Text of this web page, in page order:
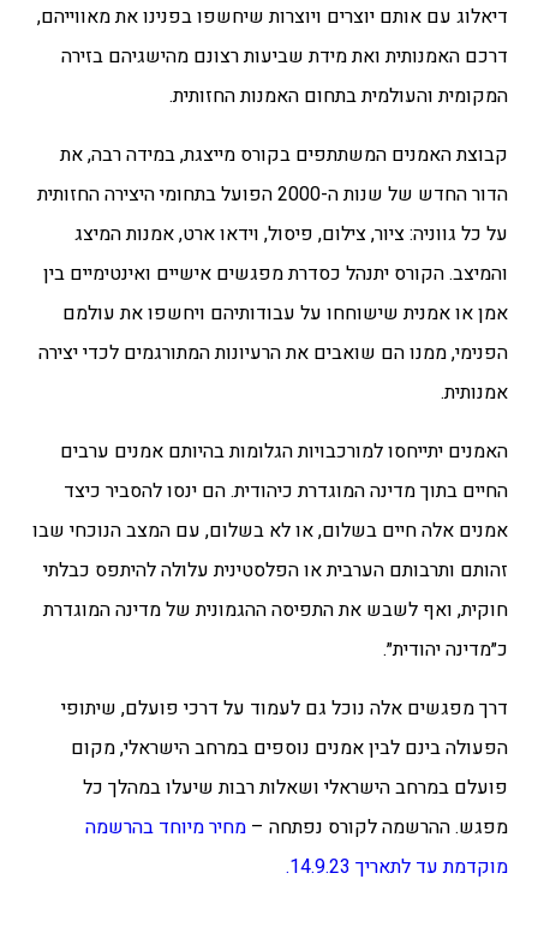
דיאלוג עם אותם יוצרים ויוצרות שיחשפו בפנינו את מאווייהם,
דרכם האמנותית ואת מידת שביעות רצונם מהישגיהם בזירה
המקומית והעולמית בתחום האמנות החזותית.
קבוצת האמנים המשתתפים בקורס מייצגת, במידה רבה, את
הדור החדש של שנות ה-2000 הפועל בתחומי היצירה החזותית
על כל גווניה:ציור, צילום, פיסול, וידאו ארט, אמנות המיצג
והמיצב. הקורס יתנהל כסדרת מפגשים אישיים ואינטימיים בין
אמן או אמנית שישוחחו על עבודותיהם ויחשפו את עולמם
הפנימי, ממנו הם שואבים את הרעיונות המתורגמים לכדי יצירה
אמנותית.
האמנים יתייחסו למורכבויות הגלומות בהיותם אמנים ערבים
החיים בתוך מדינה המוגדרת כיהודית. הם ינסו להסביר כיצד
אמנים אלה חיים בשלום, או לא בשלום, עם המצב הנוכחי שבו
זהותם ותרבותם הערבית או הפלסטינית עלולה להיתפס כבלתי
חוקית, ואף לשבש את התפיסה ההגמונית של מדינה המוגדרת
כ״מדינה יהודית״.
דרך מפגשים אלה נוכל גם לעמוד על דרכי פועלם, שיתופי
הפעולה בינם לבין אמנים נוספים במרחב הישראלי, מקום
פועלם במרחב הישראלי ושאלות רבות שיעלו במהלך כל
מפגש. ההרשמה לקורס נפתחה – מחיר מיוחד בהרשמה
מוקדמת עד לתאריך 14.9.23.